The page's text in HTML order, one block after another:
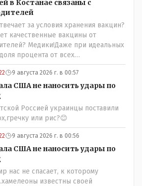
в Костанае связаны с
за условия хранения вакцин?
качественные вакцины от
Медики!Даже при идеальных
процента от всех
иметь плохие последствия от
как защита от дол.....бов не
курсами предметов, в
и математики. Vlad Kostanai: Поэтому
и я в том числе своих не
и тем другим людям благодарен.
направленные на сокращение
в популяции соответствующих
благодарности. Мы и
загубили нормальный
9 августа 2026 г. в 00:57
США не наносить удары по
Россией украинцы поставили
или рис?😊
9 августа 2026 г. в 00:56
США не наносить удары по
нас не спасает, к которому
известны своей